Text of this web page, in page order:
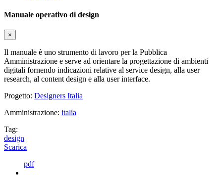
Manuale operativo di design
×
Il manuale è uno strumento di lavoro per la Pubblica
Amministrazione e serve ad orientare la progettazione di ambienti
digitali fornendo indicazioni relative al service design, alla user
research, al content design e alla user interface.
Progetto: Designers Italia
Amministrazione: italia
Tag:
design
Scarica
pdf